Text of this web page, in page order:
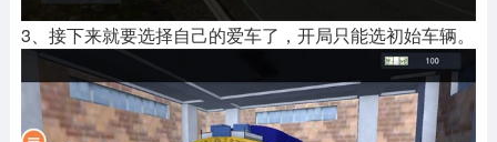
3、接下来就要选择自己的爱车了，开局只能选初始车辆。